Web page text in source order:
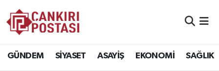
GÜNDEM SİYASET ASAYİŞ EKONOMİ SAĞLIK